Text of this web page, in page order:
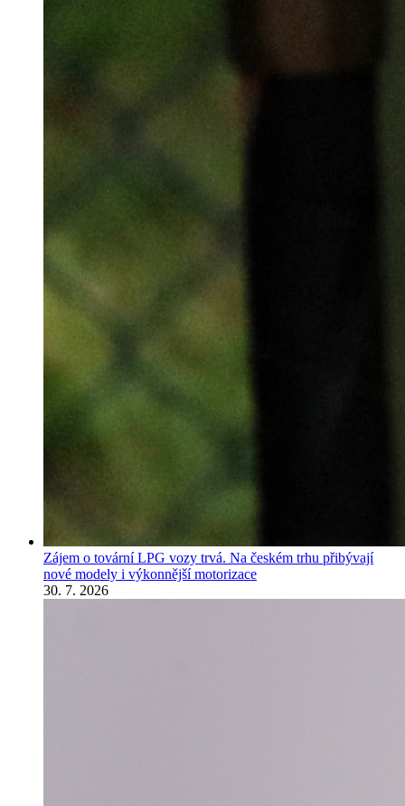
Zájem o tovární LPG vozy trvá. Na českém trhu přibývají
nové modely i výkonnější motorizace
30. 7. 2026